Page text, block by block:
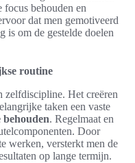
behouden en
dat men gemotiveerd
is om de gestelde doelen
routine
zelfdiscipline. Het creëren
taken een vaste
behouden. Regelmaat en
Door
werken, versterkt men de
op lange termijn.